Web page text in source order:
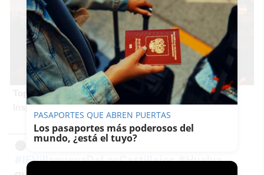
Top 2026: destinos clave
Inspírate y elige tu próximo destino para 2026
🟢 Buenas noticias
#IFVillanuevaDeLosCastillejos #Huelva
PASAPORTES QUE ABREN PUERTAS
Los pasaportes más poderosos del
mundo, ¿está el tuyo?